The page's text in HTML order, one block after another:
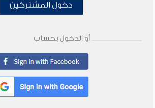
دخول المشتركين
أو الدخول بحساب